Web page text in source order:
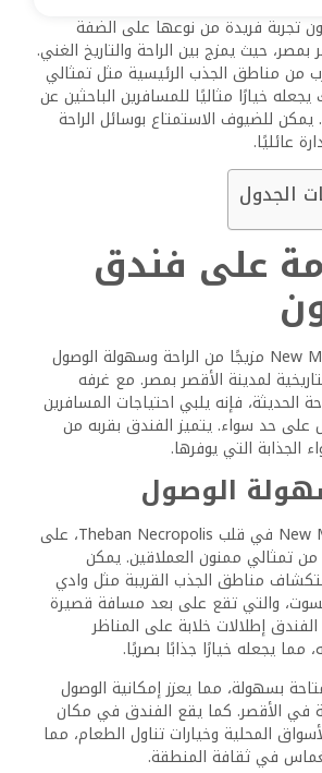
تجربة فريدة من نوعها على الضفة
بمصر، حيث يمزج بين الراحة والتاريخ الغني.
من مناطق الجذب الرئيسية مثل تمثالي
خيارًا مثاليًا للمسافرين الباحثين عن
يمكن للضيوف الاستمتاع بوسائل الراحة
عائليًا.
الجدول
على فندق
يقدم فندق New Memnon مزيجًا من الراحة وسهولة الوصول
لمدينة الأقصر بمصر. مع غرفه
الحديثة، فإنه يلبي احتياجات المسافرين
على حد سواء. يتميز الفندق بقربه من
الجذابة التي يوفرها.
الوصول
يقع فندق New Memnon في قلب Theban Necropolis، على
350 متراً من تمثالي ممنون العملاقين. يمكن
مناطق الجذب القريبة مثل وادي
والتي تقع على بعد مسافة قصيرة
إطلالات خلابة على المناظر
مما يجعله خيارًا جذابًا بصريًا.
بسهولة، مما يعزز إمكانية الوصول
في الأقصر. كما يقع الفندق في مكان
المحلية وخيارات تناول الطعام، مما
في ثقافة المنطقة.